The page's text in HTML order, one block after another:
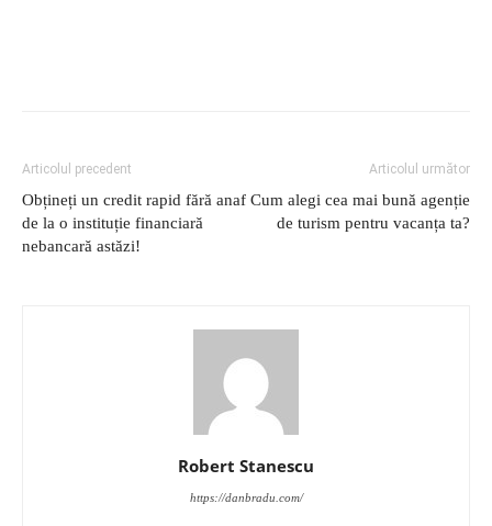
Articolul precedent
Obțineți un credit rapid fără anaf
de la o instituție financiară
nebancară astăzi!
Articolul următor
Cum alegi cea mai bună agenție
de turism pentru vacanța ta?
Robert Stanescu
https://danbradu.com/